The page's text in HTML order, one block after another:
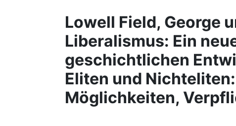
Lowell Field, George
Liberalismus: Ein
geschichtlichen
Eliten und
Möglichkeiten,